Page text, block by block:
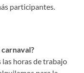
participantes.
horas de trabajo